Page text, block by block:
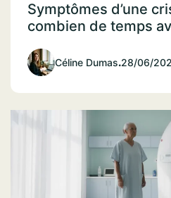
Symptômes d’une
combien de temps
Céline Dumas.28/06/